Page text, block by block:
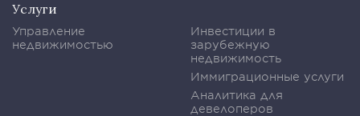
Услуги
Управление
недвижимостью
Инвестиции в
зарубежную
недвижимость
Иммиграционные услуги
Аналитика для
девелоперов